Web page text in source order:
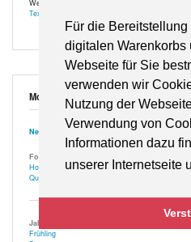
Für die
digitalen Warenkorbs
Webseite für Sie
verwenden wir
Nutzung der
Verwendung von
Informationen dazu
unserer Internetseite
Wenn Ihnen die passenden Worte fehlen – hier
Textvorschlägen
Motivauswahl
Neuste
Format
Hochformat
Querformat
Jahreszeiten
Frühling